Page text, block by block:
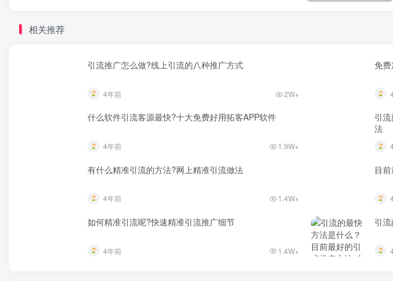
相关推荐
引流推广怎么做?线上引流的八种推广方式
4年前 2W+
免
什么软件引流客源最快?十大免费好用拓客APP软件
4年前 1.9W+
引
法
有什么精准引流的方法?网上精准引流做法
4年前 1.4W+
目
如何精准引流呢?快速精准引流推广细节
4年前 1.4W+
引